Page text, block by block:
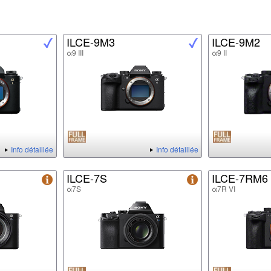
Info détaillée
ILCE-9M3
α9 III
Info détaillée
ILCE-9M2
α9 II
ILCE-7S
α7S
ILCE-7RM6
α7R VI